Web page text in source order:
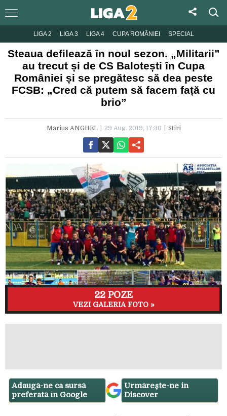
LIGA 2 LIGA 3 LIGA 4 CUPA ROMÂNIEI SPECIAL
Steaua defilează în noul sezon. „Militarii”
au trecut și de CS Balotești în Cupa
României și se pregătesc să dea peste
FCSB: „Cred că putem să facem față cu
brio”
Marius ANGHEL 29 Aug. 2019, 17:30 Stiri
22 POZE
VEZI GALERIA FOTO »
Adaugă-ne ca sursă
preferată în Google
Urmărește-ne in
Discover